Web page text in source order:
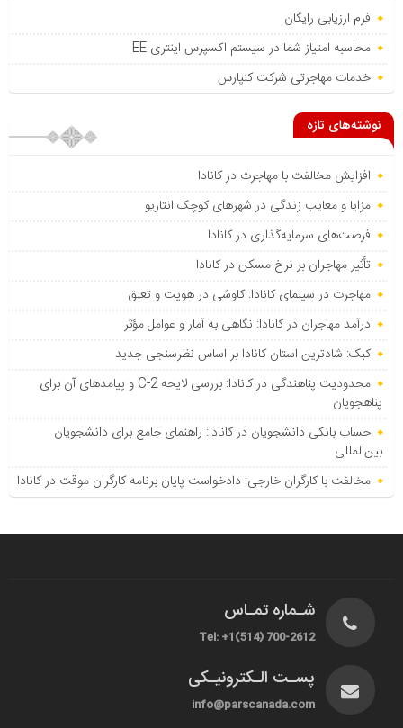
فرم ارزیابی رایگان
محاسبه امتیاز شما در سیستم اکسپرس اینتری EE
خدمات مهاجرتی شرکت کنپارس
نوشته‌های تازه
افزایش مخالفت با مهاجرت در کانادا
مزایا و معایب زندگی در شهرهای کوچک انتاریو
فرصت‌های سرمایه‌گذاری در کانادا
تأثیر مهاجران بر نرخ مسکن در کانادا
مهاجرت در سینمای کانادا: کاوشی در هویت و تعلق
درآمد مهاجران در کانادا: نگاهی به آمار و عوامل مؤثر
کبک: شادترین استان کانادا بر اساس نظرسنجی جدید
محدودیت پناهندگی در کانادا: بررسی لایحه C-2 و پیامدهای آن برای
پناهجویان
حساب بانکی دانشجویان در کانادا: راهنمای جامع برای دانشجویان
بین‌المللی
مخالفت با کارگران خارجی: دادخواست پایان برنامه کارگران موقت در کانادا
شـماره تمـاس
Tel: +1(514) 700-2612
پسـت الـکترونیـکی
info@parscanada.com